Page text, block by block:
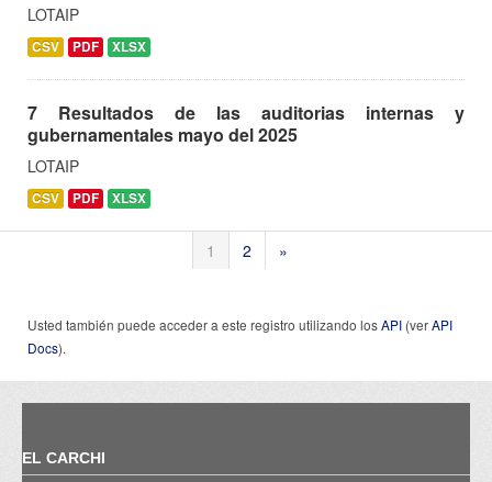
LOTAIP
CSV PDF XLSX
7 Resultados de las auditorias internas y
gubernamentales mayo del 2025
LOTAIP
CSV PDF XLSX
1 2 »
Usted también puede acceder a este registro utilizando losAPI (verAPI
Docs).
EL CARCHI